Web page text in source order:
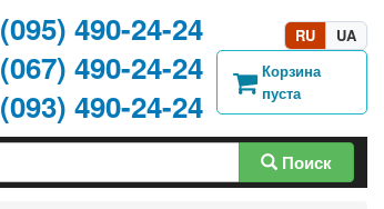
(095) 490-24-24
(067) 490-24-24
(093) 490-24-24
RU
UA
Корзина
пуста
Поиск